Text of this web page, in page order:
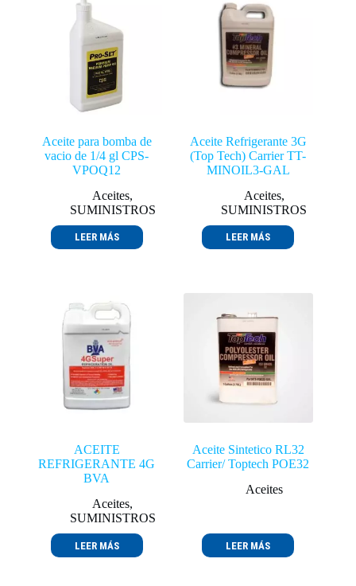
Aceite para bomba de
vacio de 1/4 gl CPS-
VPOQ12
Aceites,
SUMINISTROS
LEER MÁS
Aceite Refrigerante 3G
(Top Tech) Carrier TT-
MINOIL3-GAL
Aceites,
SUMINISTROS
LEER MÁS
ACEITE
REFRIGERANTE 4G
BVA
Aceites,
SUMINISTROS
LEER MÁS
Aceite Sintetico RL32
Carrier/ Toptech POE32
Aceites
LEER MÁS